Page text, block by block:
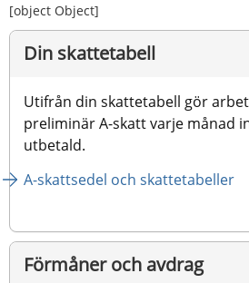
[object Object]
Din skattetabell
Utifrån din skattetabell gör
preliminär A-skatt varje månad
utbetald.
A-skattsedel och skattetabeller
Förmåner och avdrag